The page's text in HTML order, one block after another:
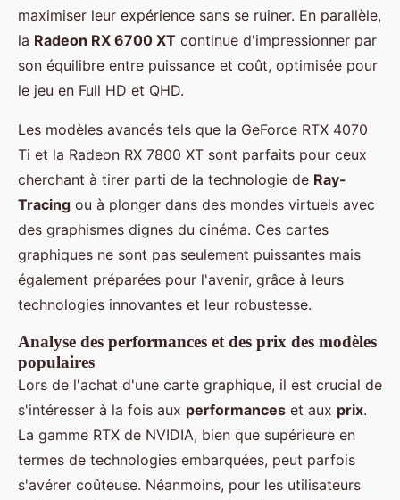
maximiser leur expérience sans se ruiner. En parallèle,
la Radeon RX 6700 XT continue d'impressionner par
son équilibre entre puissance et coût, optimisée pour
le jeu en Full HD et QHD.
Les modèles avancés tels que la GeForce RTX 4070
Ti et la Radeon RX 7800 XT sont parfaits pour ceux
cherchant à tirer parti de la technologie de Ray-
Tracing ou à plonger dans des mondes virtuels avec
des graphismes dignes du cinéma. Ces cartes
graphiques ne sont pas seulement puissantes mais
également préparées pour l'avenir, grâce à leurs
technologies innovantes et leur robustesse.
Analyse des performances et des prix des modèles
populaires
Lors de l'achat d'une carte graphique, il est crucial de
s'intéresser à la fois aux performances et aux prix.
La gamme RTX de NVIDIA, bien que supérieure en
termes de technologies embarquées, peut parfois
s'avérer coûteuse. Néanmoins, pour les utilisateurs